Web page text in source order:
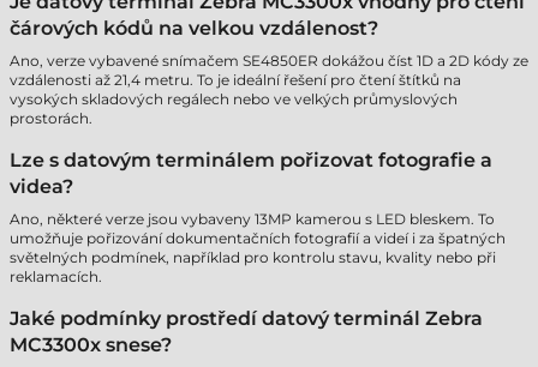
čárových kódů na velkou vzdálenost?
Ano, verze vybavené snímačem SE4850ER dokážou číst 1D a 2D kódy ze
vzdálenosti až 21,4 metru. To je ideální řešení pro čtení štítků na
vysokých skladových regálech nebo ve velkých průmyslových
prostorách.
Lze s datovým terminálem pořizovat fotografie a
videa?
Ano, některé verze jsou vybaveny 13MP kamerou s LED bleskem. To
umožňuje pořizování dokumentačních fotografií a videí i za špatných
světelných podmínek, například pro kontrolu stavu, kvality nebo při
reklamacích.
Jaké podmínky prostředí datový terminál Zebra
MC3300x snese?